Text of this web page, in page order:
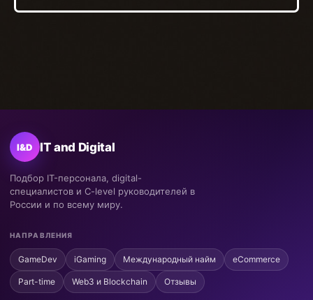
I&D IT and Digital
Подбор IT-персонала, digital-
специалистов и C-level руководителей в
России и по всему миру.
НАПРАВЛЕНИЯ
GameDev iGaming Международный найм eCommerce
Part-time Web3 и Blockchain Отзывы